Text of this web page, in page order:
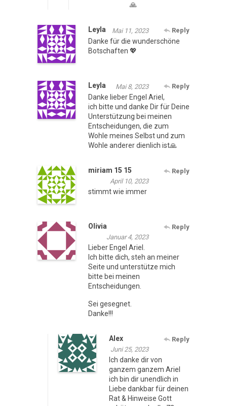
🙏
Leyla Reply
Mai 11, 2023
Danke für die wunderschöne
Botschaften 💖
Leyla Reply
Mai 8, 2023
Danke lieber Engel Ariel,
ich bitte und danke Dir für Deine
Unterstützung bei meinen
Entscheidungen, die zum
Wohle meines Selbst und zum
Wohle anderer dienlich ist🙏
miriam 15 15
Reply
April 10, 2023
stimmt wie immer
Olivia
Reply
Januar 4, 2023
Lieber Engel Ariel.
Ich bitte dich, steh an meiner
Seite und unterstütze mich
bitte bei meinen
Entscheidungen.
Sei gesegnet.
Danke!!!
Alex
Reply
Juni 25, 2023
Ich danke dir von
ganzem ganzem Ariel
ich bin dir unendlich in
Liebe dankbar für deinen
Rat & Hinweise Gott